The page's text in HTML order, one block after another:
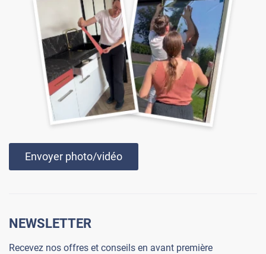
Envoyer photo/vidéo
NEWSLETTER
Recevez nos offres et conseils en avant première